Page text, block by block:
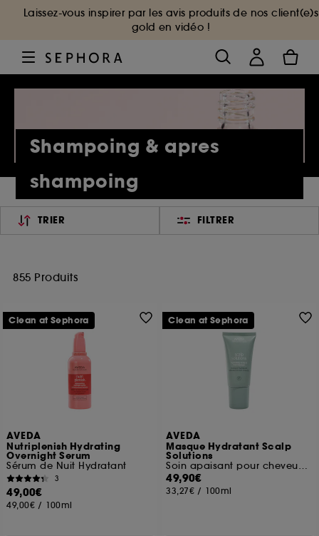
Laissez-vous inspirer par les avis produits de nos client(e)s
gold en vidéo !
Shampoing & apres
shampoing
TRIER FILTRER
855 Produits
AVEDA
Nutriplenish Hydrating
Overnight Serum
Sérum de Nuit Hydratant
3
49,00€
49,00€ / 100ml
Clean at Sephora
AVEDA
Masque Hydratant Scalp
Solutions
Soin apaisant pour cheveux et cuir chevelu
49,90€
33,27€ / 100ml
Clean at Sephora